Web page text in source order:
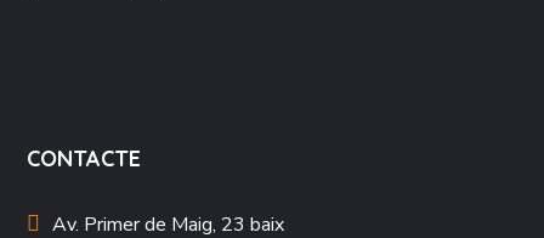
CONTACTE
Av. Primer de Maig, 23 baix